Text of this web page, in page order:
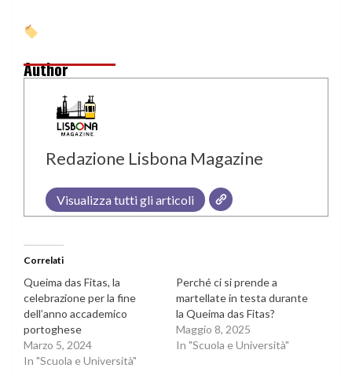
Author
Redazione Lisbona Magazine
Visualizza tutti gli articoli
Correlati
Queima das Fitas, la
celebrazione per la fine
dell’anno accademico
portoghese
Marzo 5, 2024
In "Scuola e Università"
Perché ci si prende a
martellate in testa durante
la Queima das Fitas?
Maggio 8, 2025
In "Scuola e Università"